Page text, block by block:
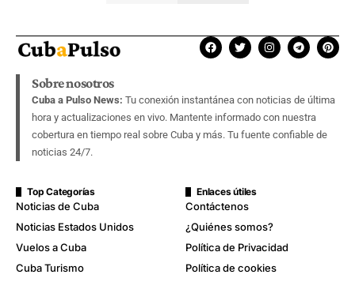
Sobre nosotros
Cuba a Pulso News: Tu conexión instantánea con noticias de última
hora y actualizaciones en vivo. Mantente informado con nuestra
cobertura en tiempo real sobre Cuba y más. Tu fuente confiable de
noticias 24/7.
Top Categorías
Noticias de Cuba
Noticias Estados Unidos
Vuelos a Cuba
Cuba Turismo
Enlaces útiles
Contáctenos
¿Quiénes somos?
Política de Privacidad
Política de cookies